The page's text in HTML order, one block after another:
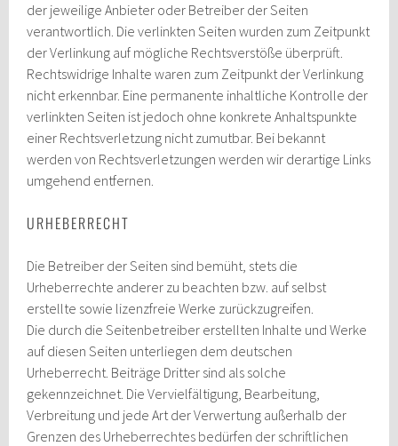
der jeweilige Anbieter oder Betreiber der Seiten
verantwortlich. Die verlinkten Seiten wurden zum Zeitpunkt
der Verlinkung auf mögliche Rechtsverstöße überprüft.
Rechtswidrige Inhalte waren zum Zeitpunkt der Verlinkung
nicht erkennbar. Eine permanente inhaltliche Kontrolle der
verlinkten Seiten ist jedoch ohne konkrete Anhaltspunkte
einer Rechtsverletzung nicht zumutbar. Bei bekannt
werden von Rechtsverletzungen werden wir derartige Links
umgehend entfernen.
URHEBERRECHT
Die Betreiber der Seiten sind bemüht, stets die
Urheberrechte anderer zu beachten bzw. auf selbst
erstellte sowie lizenzfreie Werke zurückzugreifen.
Die durch die Seitenbetreiber erstellten Inhalte und Werke
auf diesen Seiten unterliegen dem deutschen
Urheberrecht. Beiträge Dritter sind als solche
gekennzeichnet. Die Vervielfältigung, Bearbeitung,
Verbreitung und jede Art der Verwertung außerhalb der
Grenzen des Urheberrechtes bedürfen der schriftlichen